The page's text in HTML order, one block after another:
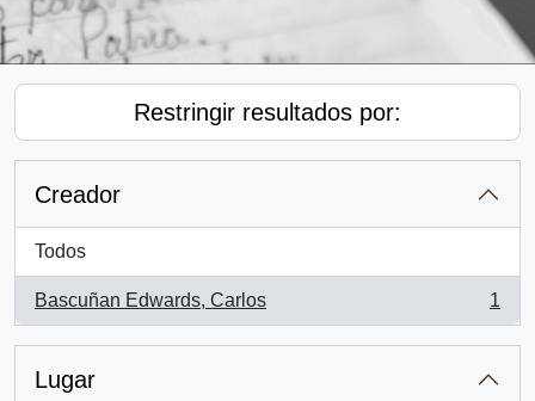
Restringir resultados por:
Creador
Todos
Bascuñan Edwards, Carlos
, 1 resultados
1
Lugar